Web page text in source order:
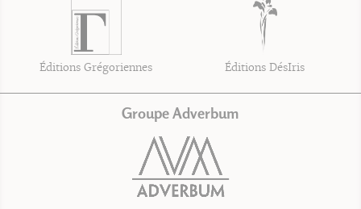
Éditions Grégoriennes Éditions DésIris
Groupe Adverbum